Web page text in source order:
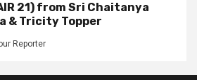
21) from Sri Chaitanya
& Tricity Topper
Reporter